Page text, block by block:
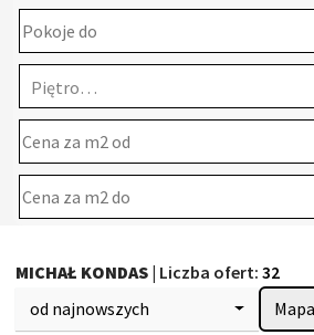
Piętro…
MICHAŁ KONDAS | Liczba ofert:32
od najnowszych
Mapa